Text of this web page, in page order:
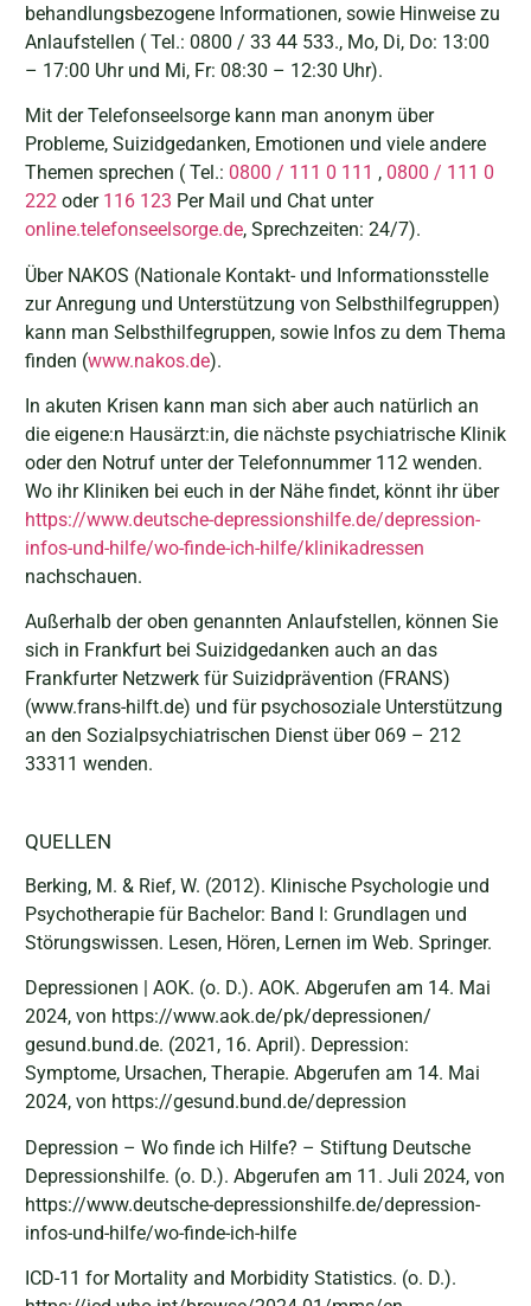
behandlungsbezogene Informationen, sowie Hinweise zu
Anlaufstellen ( Tel.: 0800 / 33 44 533., Mo, Di, Do: 13:00
– 17:00 Uhr und Mi, Fr: 08:30 – 12:30 Uhr).
Mit der Telefonseelsorge kann man anonym über
Probleme, Suizidgedanken, Emotionen und viele andere
Themen sprechen ( Tel.: 0800 / 111 0 111 , 0800 / 111 0
222oder 116 123 Per Mail und Chat unter
online.telefonseelsorge.de, Sprechzeiten: 24/7).
Über NAKOS (Nationale Kontakt- und Informationsstelle
zur Anregung und Unterstützung von Selbsthilfegruppen)
kann man Selbsthilfegruppen, sowie Infos zu dem Thema
finden (www.nakos.de).
In akuten Krisen kann man sich aber auch natürlich an
die eigene:n Hausärzt:in, die nächste psychiatrische Klinik
oder den Notruf unter der Telefonnummer 112 wenden.
Wo ihr Kliniken bei euch in der Nähe findet, könnt ihr über
https://www.deutsche-depressionshilfe.de/depression-
infos-und-hilfe/wo-finde-ich-hilfe/klinikadressen
nachschauen.
Außerhalb der oben genannten Anlaufstellen, können Sie
sich in Frankfurt bei Suizidgedanken auch an das
Frankfurter Netzwerk für Suizidprävention (FRANS)
(www.frans-hilft.de) und für psychosoziale Unterstützung
an den Sozialpsychiatrischen Dienst über 069 – 212
33311 wenden.
QUELLEN
Berking, M. & Rief, W. (2012). Klinische Psychologie und
Psychotherapie für Bachelor: Band I: Grundlagen und
Störungswissen. Lesen, Hören, Lernen im Web. Springer.
Depressionen | AOK. (o. D.). AOK. Abgerufen am 14. Mai
2024, von https://www.aok.de/pk/depressionen/
gesund.bund.de. (2021, 16. April). Depression:
Symptome, Ursachen, Therapie. Abgerufen am 14. Mai
2024, von https://gesund.bund.de/depression
Depression – Wo finde ich Hilfe? – Stiftung Deutsche
Depressionshilfe. (o. D.). Abgerufen am 11. Juli 2024, von
https://www.deutsche-depressionshilfe.de/depression-
infos-und-hilfe/wo-finde-ich-hilfe
ICD-11 for Mortality and Morbidity Statistics. (o. D.).